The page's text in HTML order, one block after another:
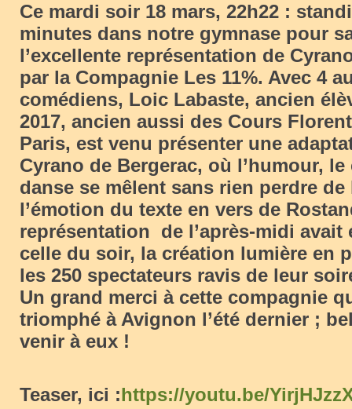
Ce mardi soir 18 mars, 22h22 :
minutes dans notre gymnase pour
l’excellente représentation de
par la Compagnie Les 11%. Avec 4
comédiens, Loic Labaste, ancien
2017, ancien aussi des Cours
Paris, est venu présenter une
Cyrano de Bergerac, où l’humour,
danse se mêlent sans rien perdre de
l’émotion du texte en vers de
représentation de l’après-midi avait
celle du soir, la création lumière en
les 250 spectateurs ravis de leur
Un grand merci à cette compagnie
triomphé à Avignon l’été dernier ;
venir à eux !
Teaser, ici :https://youtu.be/